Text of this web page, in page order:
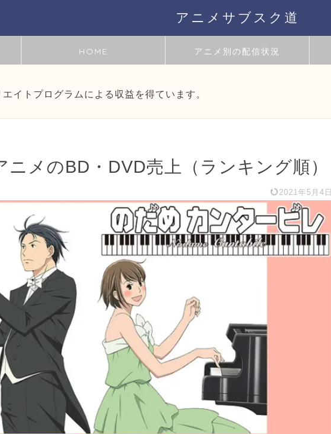
アニメサブスク道
HOME アニメ別の配信状況
イトプログラムによる収益を得ています。
ニメのBD・DVD売上（ランキング順）
2021年5月4日